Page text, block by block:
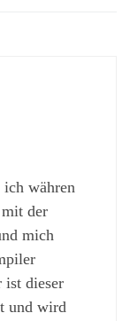
ich währen
der
mich
ist dieser
und wird